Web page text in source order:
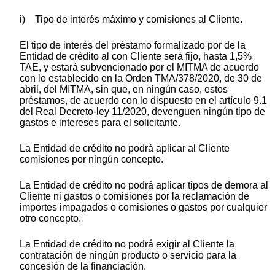
i) Tipo de interés máximo y comisiones al Cliente.
El tipo de interés del préstamo formalizado por de la
Entidad de crédito al con Cliente será fijo, hasta 1,5%
TAE, y estará subvencionado por el MITMA de acuerdo
con lo establecido en la Orden TMA/378/2020, de 30 de
abril, del MITMA, sin que, en ningún caso, estos
préstamos, de acuerdo con lo dispuesto en el artículo 9.1
del Real Decreto-ley 11/2020, devenguen ningún tipo de
gastos e intereses para el solicitante.
La Entidad de crédito no podrá aplicar al Cliente
comisiones por ningún concepto.
La Entidad de crédito no podrá aplicar tipos de demora al
Cliente ni gastos o comisiones por la reclamación de
importes impagados o comisiones o gastos por cualquier
otro concepto.
La Entidad de crédito no podrá exigir al Cliente la
contratación de ningún producto o servicio para la
concesión de la financiación.